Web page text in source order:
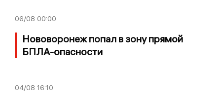
06/08 00:00
Нововоронеж попал в зону прямой
БПЛА-опасности
04/08 16:10